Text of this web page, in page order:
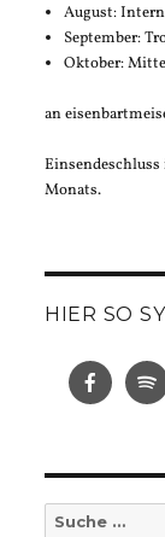
August:
September:
Oktober: Mitte
an
Monats.
HIER SO
Suche